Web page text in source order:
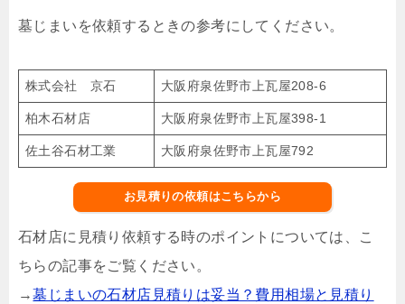
墓じまいを依頼するときの参考にしてください。
株式会社 京石 大阪府泉佐野市上瓦屋208-6
柏木石材店 大阪府泉佐野市上瓦屋398-1
佐土谷石材工業 大阪府泉佐野市上瓦屋792
お見積りの依頼はこちらから
石材店に見積り依頼する時のポイントについては、こ
ちらの記事をご覧ください。
→墓じまいの石材店見積りは妥当？費用相場と見積り